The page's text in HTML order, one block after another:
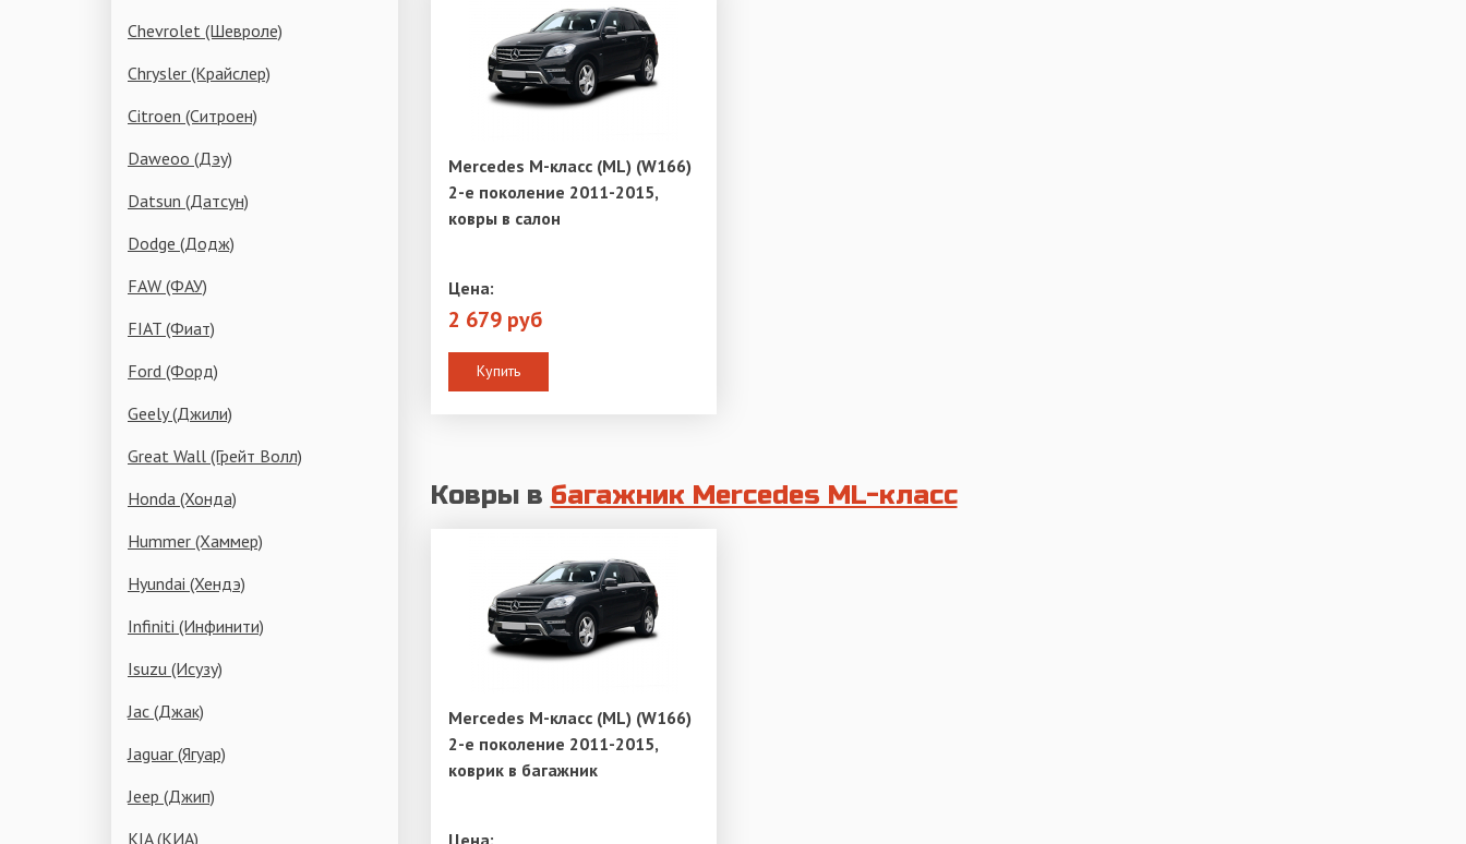
Chevrolet (Шевроле)
Chrysler (Крайслер)
Citroen (Ситроен)
Daweoo (Дэу)
Datsun (Датсун)
Dodge (Додж)
FAW (ФАУ)
FIAT (Фиат)
Ford (Форд)
Geely (Джили)
Great Wall (Грейт Волл)
Honda (Хонда)
Hummer (Хаммер)
Hyundai (Хендэ)
Infiniti (Инфинити)
Isuzu (Исузу)
Jac (Джак)
Jaguar (Ягуар)
Jeep (Джип)
KIA (КИА)
Mercedes M-класс (ML) (W166)
2-е поколение 2011-2015,
ковры в салон
Цена:
2 679 руб
Купить
Ковры в багажник Mercedes ML-класс
Mercedes M-класс (ML) (W166)
2-е поколение 2011-2015,
коврик в багажник